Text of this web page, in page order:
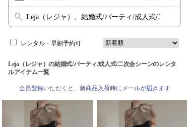
Leja（レジャ）、結婚式/パーティ/成人式/二次会
レンタル・早割予約可
Leja（レジャ）の結婚式/パーティ/成人式/二次会シーンのレンタ
ルアイテム一覧
会員登録いただくと、新商品入荷時にメールが届きます